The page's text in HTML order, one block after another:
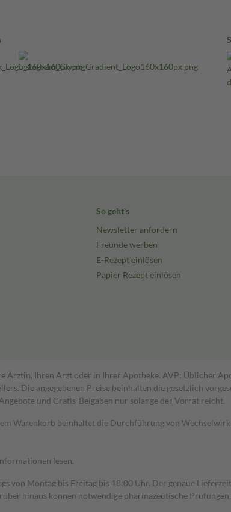
So geht's
Newsletter anfordern
Freunde werben
E-Rezept einlösen
Papier Rezept einlösen
Ärztin, Ihren Arzt oder in Ihrer Apotheke. AVP: Üblicher
Die angegebenen Preise beinhalten die gesetzlich
und Gratis-Beigaben nur solange der Vorrat reicht.
Warenkorb beinhaltet die Durchführung von
lesen.
von Montag bis Freitag bis 18:00 Uhr. Der genaue
hinaus können notwendige pharmazeutische